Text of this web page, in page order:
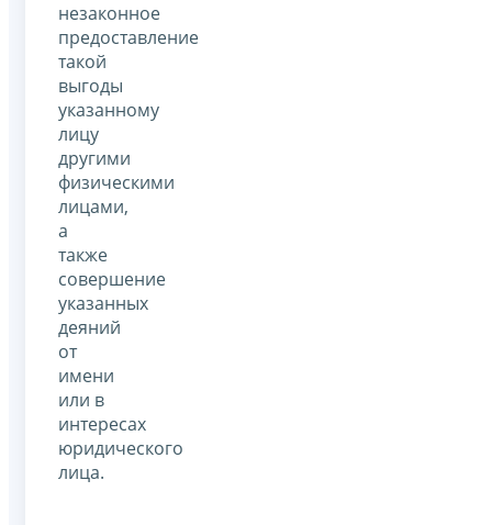
незаконное
предоставление
такой
выгоды
указанному
лицу
другими
физическими
лицами,
а
также
совершение
указанных
деяний
от
имени
или в
интересах
юридического
лица.